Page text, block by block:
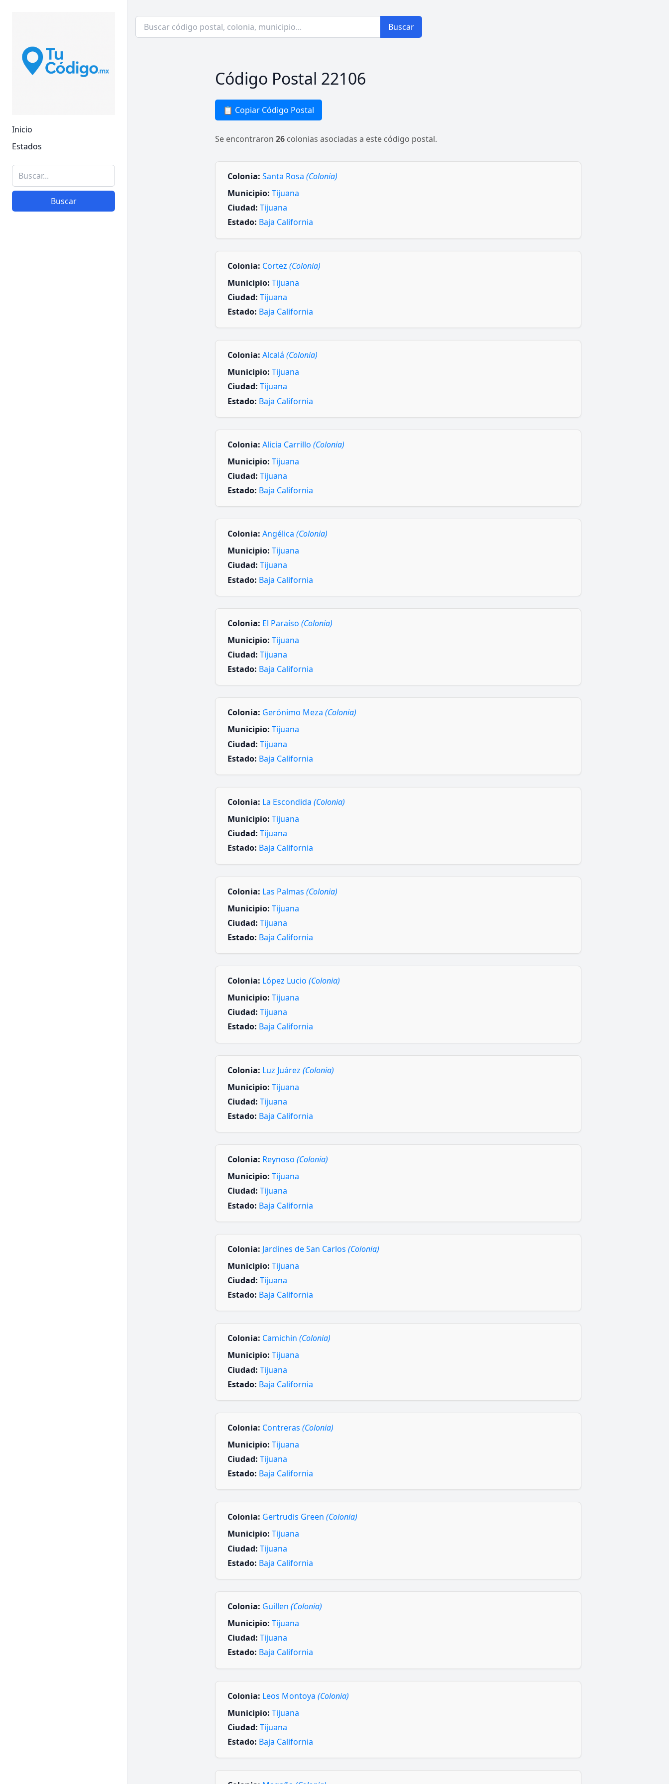
Inicio
Estados
Buscar
Buscar
Código Postal 22106
📋 Copiar Código Postal
Se encontraron 26 colonias asociadas a este código postal.
Colonia: Santa Rosa (Colonia)
Municipio: Tijuana
Ciudad: Tijuana
Estado: Baja California
Colonia: Cortez (Colonia)
Municipio: Tijuana
Ciudad: Tijuana
Estado: Baja California
Colonia: Alcalá (Colonia)
Municipio: Tijuana
Ciudad: Tijuana
Estado: Baja California
Colonia: Alicia Carrillo (Colonia)
Municipio: Tijuana
Ciudad: Tijuana
Estado: Baja California
Colonia: Angélica (Colonia)
Municipio: Tijuana
Ciudad: Tijuana
Estado: Baja California
Colonia: El Paraíso (Colonia)
Municipio: Tijuana
Ciudad: Tijuana
Estado: Baja California
Colonia: Gerónimo Meza (Colonia)
Municipio: Tijuana
Ciudad: Tijuana
Estado: Baja California
Colonia: La Escondida (Colonia)
Municipio: Tijuana
Ciudad: Tijuana
Estado: Baja California
Colonia: Las Palmas (Colonia)
Municipio: Tijuana
Ciudad: Tijuana
Estado: Baja California
Colonia: López Lucio (Colonia)
Municipio: Tijuana
Ciudad: Tijuana
Estado: Baja California
Colonia: Luz Juárez (Colonia)
Municipio: Tijuana
Ciudad: Tijuana
Estado: Baja California
Colonia: Reynoso (Colonia)
Municipio: Tijuana
Ciudad: Tijuana
Estado: Baja California
Colonia: Jardines de San Carlos (Colonia)
Municipio: Tijuana
Ciudad: Tijuana
Estado: Baja California
Colonia: Camichin (Colonia)
Municipio: Tijuana
Ciudad: Tijuana
Estado: Baja California
Colonia: Contreras (Colonia)
Municipio: Tijuana
Ciudad: Tijuana
Estado: Baja California
Colonia: Gertrudis Green (Colonia)
Municipio: Tijuana
Ciudad: Tijuana
Estado: Baja California
Colonia: Guillen (Colonia)
Municipio: Tijuana
Ciudad: Tijuana
Estado: Baja California
Colonia: Leos Montoya (Colonia)
Municipio: Tijuana
Ciudad: Tijuana
Estado: Baja California